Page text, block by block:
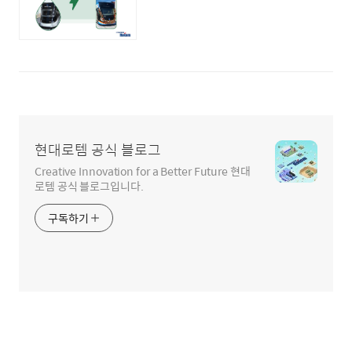
현대로템 공식 블로그
Creative Innovation for a Better Future 현대
로템 공식 블로그입니다.
구독하기